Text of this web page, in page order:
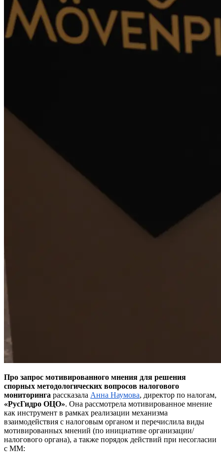
Про запрос мотивированного мнения для решения
спорных методологических вопросов налогового
мониторинга рассказала Анна Наумова, директор по налогам,
«РусГидро ОЦО». Она рассмотрела мотивированное мнение
как инструмент в рамках реализации механизма
взаимодействия с налоговым органом и перечислила виды
мотивированных мнений (по инициативе организации/
налогового органа), а также порядок действий при несогласии
с ММ: